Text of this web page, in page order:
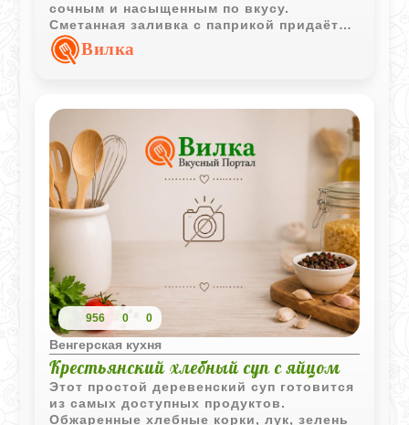
сочным и насыщенным по вкусу.
Сметанная заливка с паприкой придаёт
блюду аппетитную корочку и делает его
особенно выразительным.
Вилка
956 0 0
Венгерская кухня
Крестьянский хлебный суп с яйцом
Этот простой деревенский суп готовится
из самых доступных продуктов.
Обжаренные хлебные корки, лук, зелень